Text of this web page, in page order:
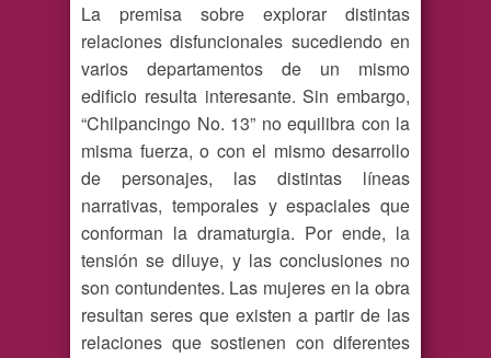
La premisa sobre explorar distintas
relaciones disfuncionales sucediendo en
varios departamentos de un mismo
edificio resulta interesante. Sin embargo,
“Chilpancingo No. 13” no equilibra con la
misma fuerza, o con el mismo desarrollo
de personajes, las distintas líneas
narrativas, temporales y espaciales que
conforman la dramaturgia. Por ende, la
tensión se diluye, y las conclusiones no
son contundentes. Las mujeres en la obra
resultan seres que existen a partir de las
relaciones que sostienen con diferentes